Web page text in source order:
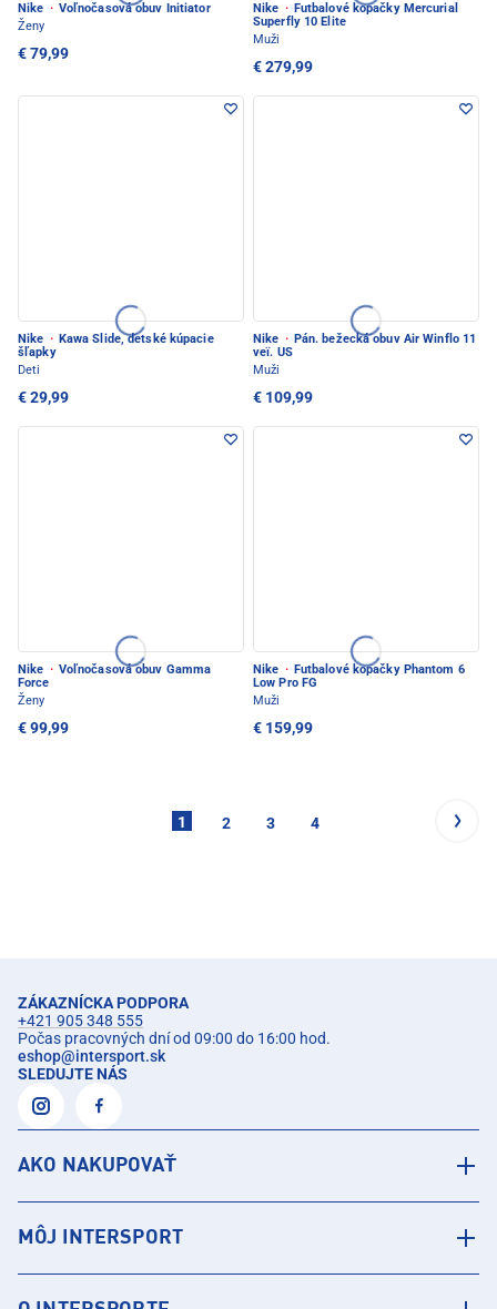
Nike · Voľnočasová obuv Initiator
Ženy
€ 79,99
Nike · Futbalové kopačky Mercurial
Superfly 10 Elite
Muži
€ 279,99
Nike · Kawa Slide, detské kúpacie
šľapky
Deti
€ 29,99
Nike · Pán. bežecká obuv Air Winflo 11
veï. US
Muži
€ 109,99
Nike · Voľnočasová obuv Gamma
Force
Ženy
€ 99,99
Nike · Futbalové kopačky Phantom 6
Low Pro FG
Muži
€ 159,99
1 2 3 4
ZÁKAZNÍCKA PODPORA
+421 905 348 555
Počas pracovných dní od 09:00 do 16:00 hod.
eshop@intersport.sk
SLEDUJTE NÁS
AKO NAKUPOVAŤ
MÔJ INTERSPORT